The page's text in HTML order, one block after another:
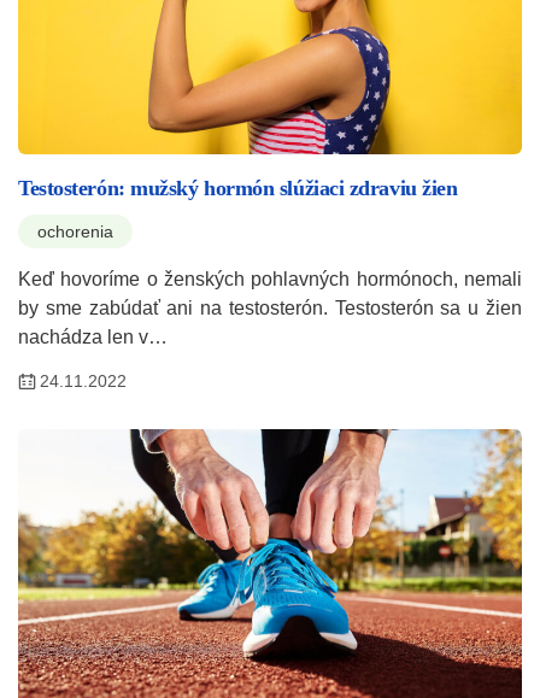
Testosterón: mužský hormón slúžiaci zdraviu žien
ochorenia
Keď hovoríme o ženských pohlavných hormónoch, nemali
by sme zabúdať ani na testosterón. Testosterón sa u žien
nachádza len v…
24.11.2022